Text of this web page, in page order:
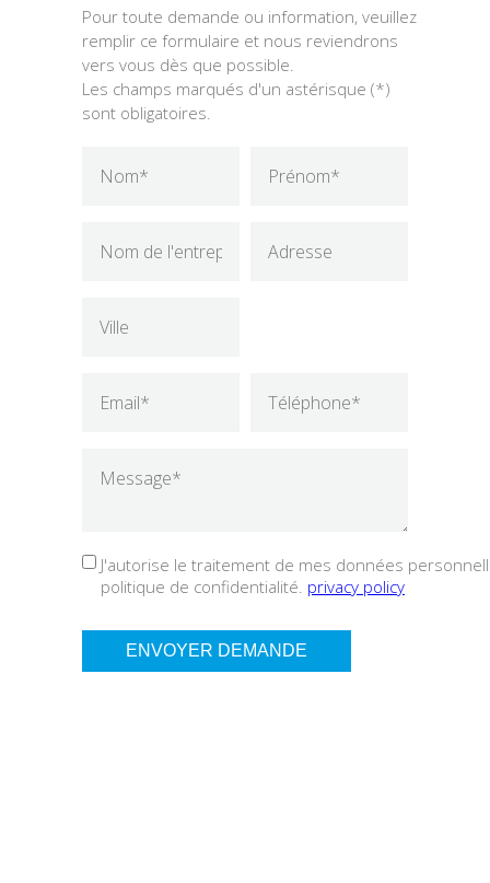
Pour toute demande ou information, veuillez
remplir ce formulaire et nous reviendrons
vers vous dès que possible.
Les champs marqués d'un astérisque (*)
sont obligatoires.
J'autorise le traitement de mes données
politique de confidentialité. privacy policy